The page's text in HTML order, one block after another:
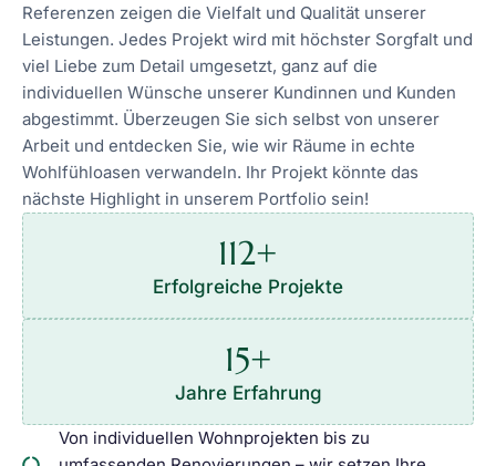
Referenzen zeigen die Vielfalt und Qualität unserer
Leistungen. Jedes Projekt wird mit höchster Sorgfalt und
viel Liebe zum Detail umgesetzt, ganz auf die
individuellen Wünsche unserer Kundinnen und Kunden
abgestimmt. Überzeugen Sie sich selbst von unserer
Arbeit und entdecken Sie, wie wir Räume in echte
Wohlfühloasen verwandeln. Ihr Projekt könnte das
nächste Highlight in unserem Portfolio sein!
Erfolgreiche Projekte
112+
Jahre Erfahrung
15+
Von individuellen Wohnprojekten bis zu